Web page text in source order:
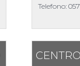
Telefono: